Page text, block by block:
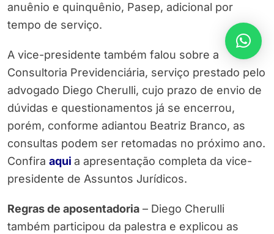
anuênio e quinquênio, Pasep, adicional por
tempo de serviço.
A vice-presidente também falou sobre a
Consultoria Previdenciária, serviço prestado pelo
advogado Diego Cherulli, cujo prazo de envio de
dúvidas e questionamentos já se encerrou,
porém, conforme adiantou Beatriz Branco, as
consultas podem ser retomadas no próximo ano.
Confira aqui a apresentação completa da vice-
presidente de Assuntos Jurídicos.
Regras de aposentadoria – Diego Cherulli
também participou da palestra e explicou as